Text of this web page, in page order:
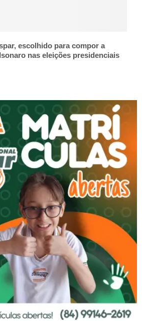
escolhido para compor a
nas eleições presidenciais